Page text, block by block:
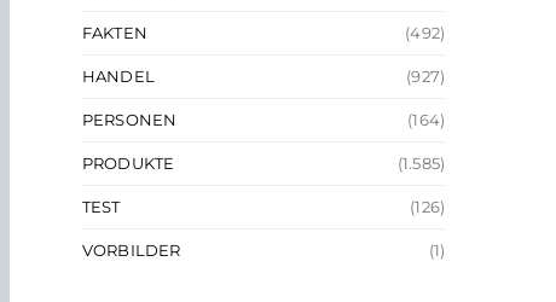
FAKTEN (492)
HANDEL (927)
PERSONEN (164)
PRODUKTE (1.585)
TEST (126)
VORBILDER (1)